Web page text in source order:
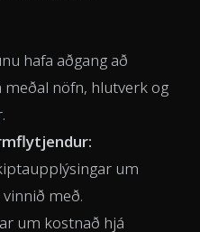
hafa aðgang að
nöfn, hlutverk og
um
með.
um kostnað hjá